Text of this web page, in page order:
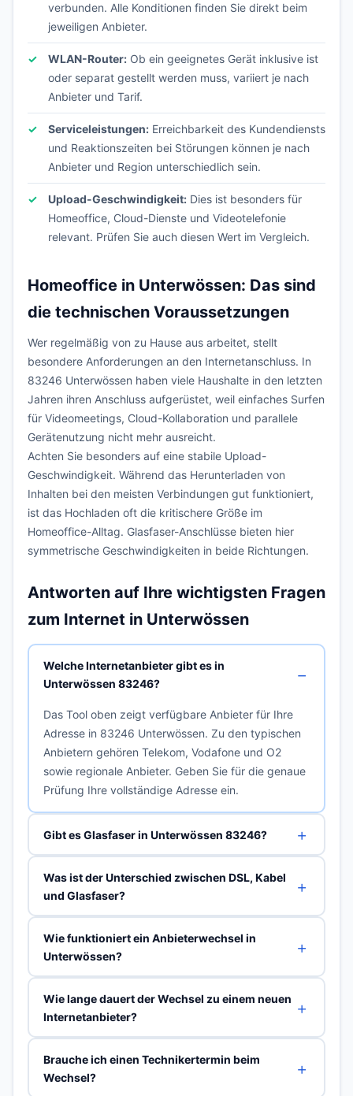
verbunden. Alle Konditionen finden Sie direkt beim
jeweiligen Anbieter.
WLAN-Router: Ob ein geeignetes Gerät inklusive ist
oder separat gestellt werden muss, variiert je nach
Anbieter und Tarif.
Serviceleistungen: Erreichbarkeit des Kundendiensts
und Reaktionszeiten bei Störungen können je nach
Anbieter und Region unterschiedlich sein.
Upload-Geschwindigkeit: Dies ist besonders für
Homeoffice, Cloud-Dienste und Videotelefonie
relevant. Prüfen Sie auch diesen Wert im Vergleich.
Homeoffice in Unterwössen: Das sind
die technischen Voraussetzungen
Wer regelmäßig von zu Hause aus arbeitet, stellt
besondere Anforderungen an den Internetanschluss. In
83246 Unterwössen haben viele Haushalte in den letzten
Jahren ihren Anschluss aufgerüstet, weil einfaches Surfen
für Videomeetings, Cloud-Kollaboration und parallele
Gerätenutzung nicht mehr ausreicht.
Achten Sie besonders auf eine stabile Upload-
Geschwindigkeit. Während das Herunterladen von
Inhalten bei den meisten Verbindungen gut funktioniert,
ist das Hochladen oft die kritischere Größe im
Homeoffice-Alltag. Glasfaser-Anschlüsse bieten hier
symmetrische Geschwindigkeiten in beide Richtungen.
Antworten auf Ihre wichtigsten Fragen
zum Internet in Unterwössen
Welche Internetanbieter gibt es in
Unterwössen 83246?
Das Tool oben zeigt verfügbare Anbieter für Ihre
Adresse in 83246 Unterwössen. Zu den typischen
Anbietern gehören Telekom, Vodafone und O2
sowie regionale Anbieter. Geben Sie für die genaue
Prüfung Ihre vollständige Adresse ein.
Gibt es Glasfaser in Unterwössen 83246?
Was ist der Unterschied zwischen DSL, Kabel
und Glasfaser?
Wie funktioniert ein Anbieterwechsel in
Unterwössen?
Wie lange dauert der Wechsel zu einem neuen
Internetanbieter?
Brauche ich einen Technikertermin beim
Wechsel?